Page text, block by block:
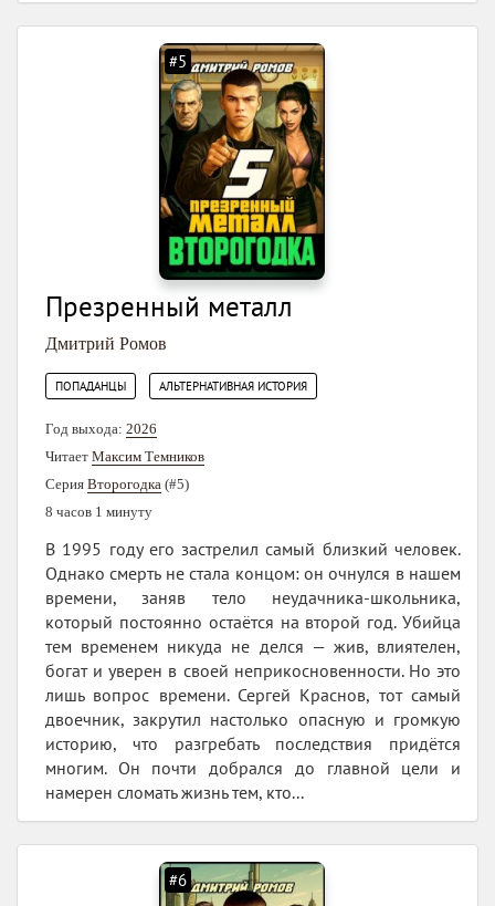
#5
Презренный металл
Дмитрий Ромов
ПОПАДАНЦЫ АЛЬТЕРНАТИВНАЯ ИСТОРИЯ
Год выхода: 2026
Читает Максим Темников
Серия Второгодка (#5)
8 часов 1 минуту
В 1995 году его застрелил самый близкий человек.
Однако смерть не стала концом: он очнулся в нашем
времени, заняв тело неудачника-школьника,
который постоянно остаётся на второй год. Убийца
тем временем никуда не делся — жив, влиятелен,
богат и уверен в своей неприкосновенности. Но это
лишь вопрос времени. Сергей Краснов, тот самый
двоечник, закрутил настолько опасную и громкую
историю, что разгребать последствия придётся
многим. Он почти добрался до главной цели и
намерен сломать жизнь тем, кто...
#6